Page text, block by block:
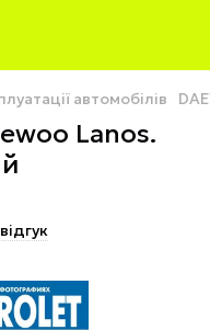
автомобілів
Lanos.